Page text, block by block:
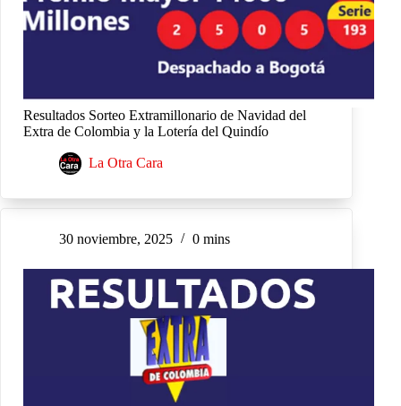
Resultados Sorteo Extramillonario de Navidad del
Extra de Colombia y la Lotería del Quindío
La Otra Cara
30 noviembre, 2025 0 mins